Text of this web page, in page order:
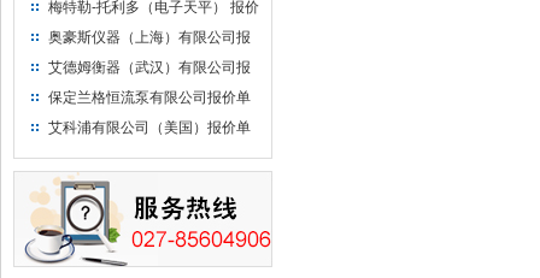
梅特勒-托利多（电子天平） 报价
单
奥豪斯仪器（上海）有限公司报
价单
艾德姆衡器（武汉）有限公司报
价单
保定兰格恒流泵有限公司报价单
艾科浦有限公司（美国）报价单